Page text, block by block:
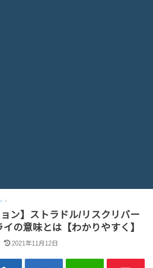
ョン】ストラドル/リスクリバー
の意味とは【わかりやすく】
2021年11月12日